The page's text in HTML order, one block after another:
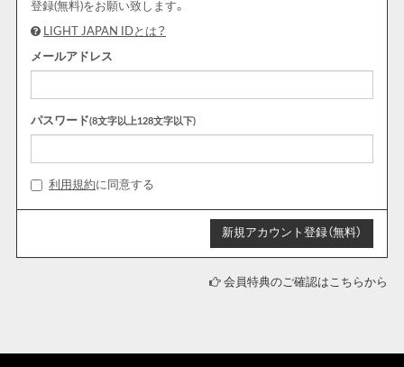
登録(無料)をお願い致します。
LIGHT JAPAN IDとは？
メールアドレス
パスワード(8文字以上128文字以下)
利用規約に同意する
会員特典のご確認はこちらから